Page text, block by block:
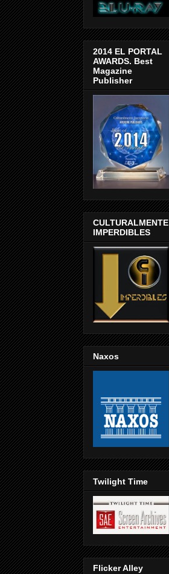
2014 EL PORTAL
AWARDS. Best
Magazine
Publisher
CULTURALMENTE
IMPERDIBLES
Naxos
Twilight Time
Flicker Alley